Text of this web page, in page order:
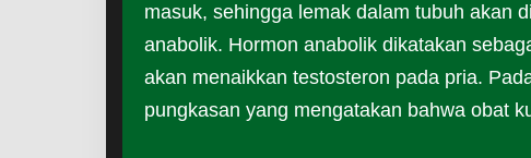
masuk, sehingga lemak dalam tubuh akan
anabolik. Hormon anabolik dikatakan
akan menaikkan testosteron pada pria.
pungkasan yang mengatakan bahwa obat